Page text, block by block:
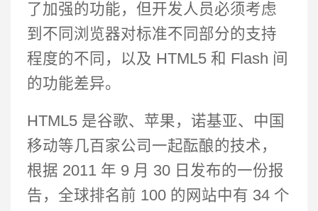
了加强的功能，但开发人员必须考虑
到不同浏览器对标准不同部分的支持
程度的不同，以及 HTML5 和 Flash 间
的功能差异。
HTML5 是谷歌、苹果，诺基亚、中国
移动等几百家公司一起酝酿的技术，
根据 2011 年 9 月 30 日发布的一份报
告，全球排名前 100 的网站中有 34 个